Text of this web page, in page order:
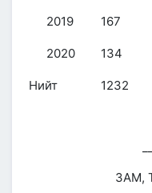
2019 167
2020 134
Нийт 1232
ЗАМ,